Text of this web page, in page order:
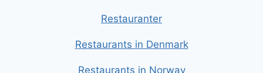
Restauranter
Restaurants in Denmark
Restaurants in Norway